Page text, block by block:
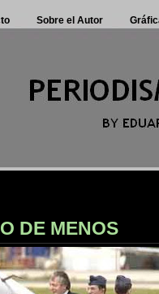
Sobre el Autor
DE MENOS